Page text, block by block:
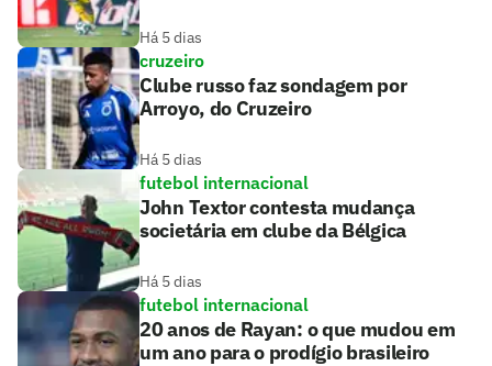
Há 5 dias
cruzeiro
Clube russo faz sondagem por
Arroyo, do Cruzeiro
Há 5 dias
futebol internacional
John Textor contesta mudança
societária em clube da Bélgica
Há 5 dias
futebol internacional
20 anos de Rayan: o que mudou em
um ano para o prodígio brasileiro